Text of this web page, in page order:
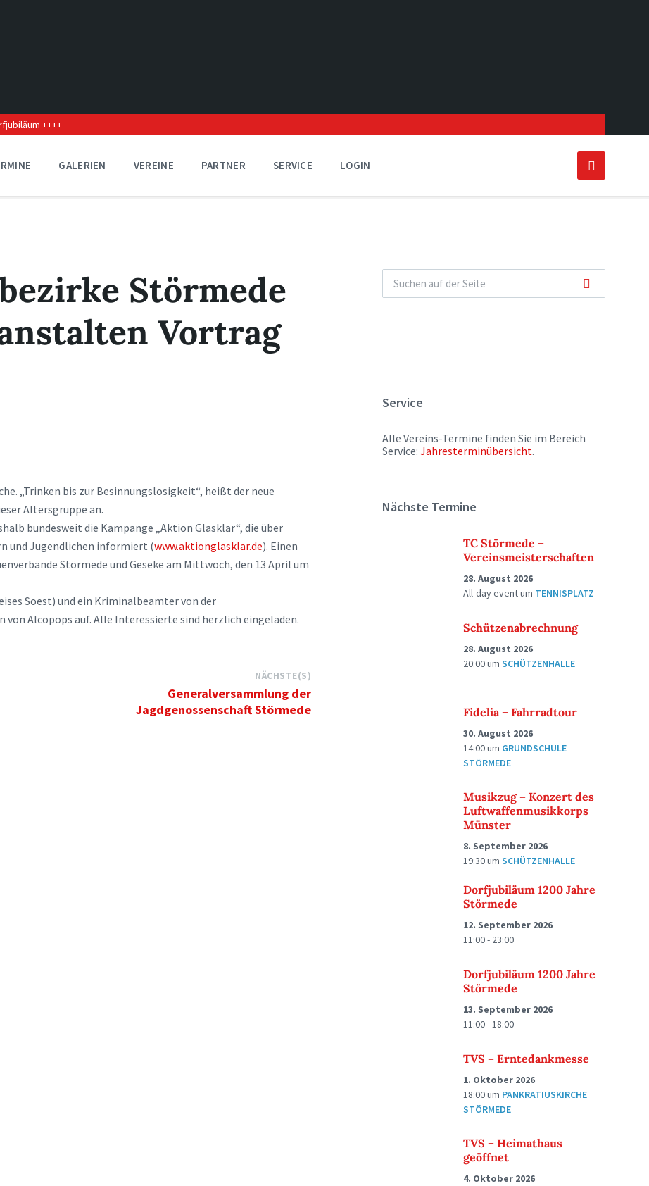
++++
GALERIEN VEREINE PARTNER SERVICE LOGIN
Störmede
Vortrag
„Trinken bis zur Besinnungslosigkeit“, heißt der neue
Altersgruppe an.
bundesweit die Kampange „Aktion Glasklar“, die über
und Jugendlichen informiert (www.aktionglasklar.de). Einen
Störmede und Geseke am Mittwoch, den 13 April um
Soest) und ein Kriminalbeamter von der
Alcopops auf. Alle Interessierte sind herzlich eingeladen.
NÄCHSTE(S)
Generalversammlung der
Jagdgenossenschaft Störmede
Service
Alle Vereins-Termine finden Sie im Bereich
Service:Jahresterminübersicht.
Nächste Termine
TC Störmede –
Vereinsmeisterschaften
28. August 2026
All-day eventum TENNISPLATZ
Schützenabrechnung
28. August 2026
20:00umSCHÜTZENHALLE
Fidelia – Fahrradtour
30. August 2026
14:00um GRUNDSCHULE
STÖRMEDE
Musikzug – Konzert des
Luftwaffenmusikkorps
Münster
8. September 2026
19:30umSCHÜTZENHALLE
Dorfjubiläum 1200 Jahre
Störmede
12. September 2026
11:00 - 23:00
Dorfjubiläum 1200 Jahre
Störmede
13. September 2026
11:00 - 18:00
TVS – Erntedankmesse
1. Oktober 2026
18:00um PANKRATIUSKIRCHE
STÖRMEDE
TVS – Heimathaus
geöffnet
4. Oktober 2026